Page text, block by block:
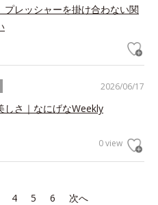
プレッシャーを掛け合わない関
2026/06/17
しさ｜なにげなWeekly
0 view
4 5 6 次へ